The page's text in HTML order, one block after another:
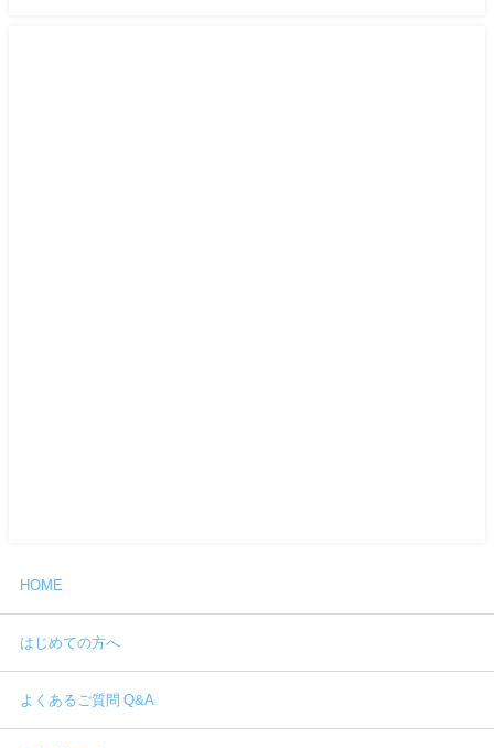
HOME
はじめての方へ
よくあるご質問 Q&A